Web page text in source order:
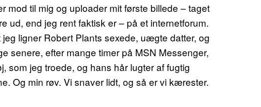
mod til mig og uploader mit første billede – taget
ud, end jeg rent faktisk er – på et internetforum.
ligner Robert Plants sexede, uægte datter, og
senere, efter mange timer på MSN Messenger,
som jeg troede, og hans hår lugter af fugtig
Og min røv. Vi snaver lidt, og så er vi kærester.